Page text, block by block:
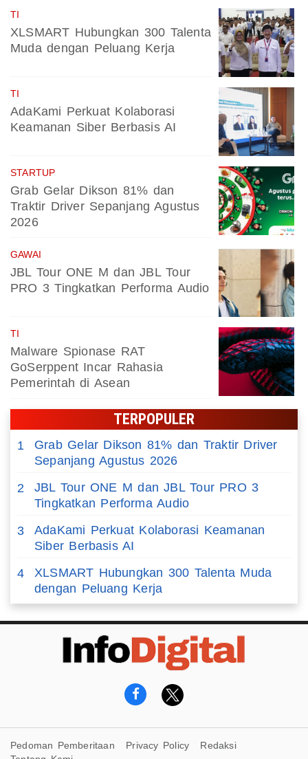
TI
XLSMART Hubungkan 300 Talenta
Muda dengan Peluang Kerja
TI
AdaKami Perkuat Kolaborasi
Keamanan Siber Berbasis AI
STARTUP
Grab Gelar Dikson 81% dan
Traktir Driver Sepanjang Agustus
2026
GAWAI
JBL Tour ONE M dan JBL Tour
PRO 3 Tingkatkan Performa Audio
TI
Malware Spionase RAT
GoSerppent Incar Rahasia
Pemerintah di Asean
TERPOPULER
1
Grab Gelar Dikson 81% dan Traktir Driver
Sepanjang Agustus 2026
2
JBL Tour ONE M dan JBL Tour PRO 3
Tingkatkan Performa Audio
3
AdaKami Perkuat Kolaborasi Keamanan
Siber Berbasis AI
4
XLSMART Hubungkan 300 Talenta Muda
dengan Peluang Kerja
Pedoman Pemberitaan Privacy Policy
Redaksi